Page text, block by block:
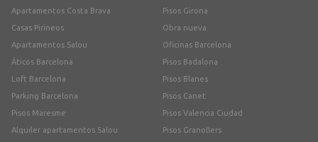
Apartamentos Costa Brava
Casas Pirineos
Apartamentos Salou
Áticos Barcelona
Loft Barcelona
Parking Barcelona
Pisos Maresme
Alquiler apartamentos Salou
Pisos Girona
Obra nueva
Oficinas Barcelona
Pisos Badalona
Pisos Blanes
Pisos Canet
Pisos Valencia Ciudad
Pisos Granollers